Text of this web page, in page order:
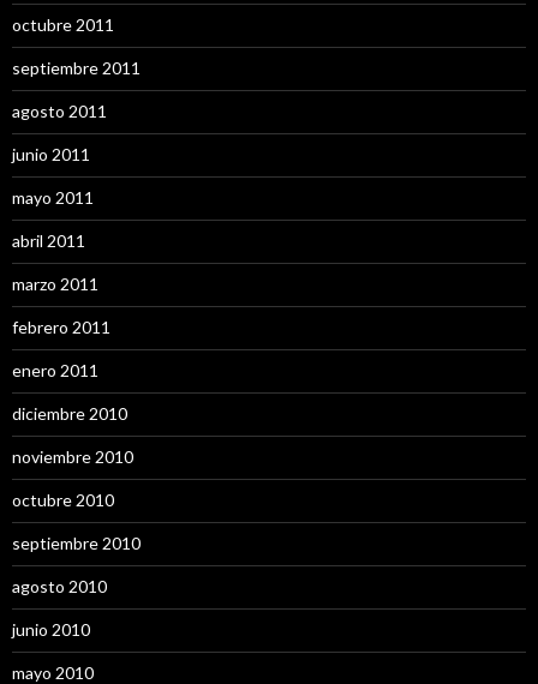
octubre 2011
septiembre 2011
agosto 2011
junio 2011
mayo 2011
abril 2011
marzo 2011
febrero 2011
enero 2011
diciembre 2010
noviembre 2010
octubre 2010
septiembre 2010
agosto 2010
junio 2010
mayo 2010